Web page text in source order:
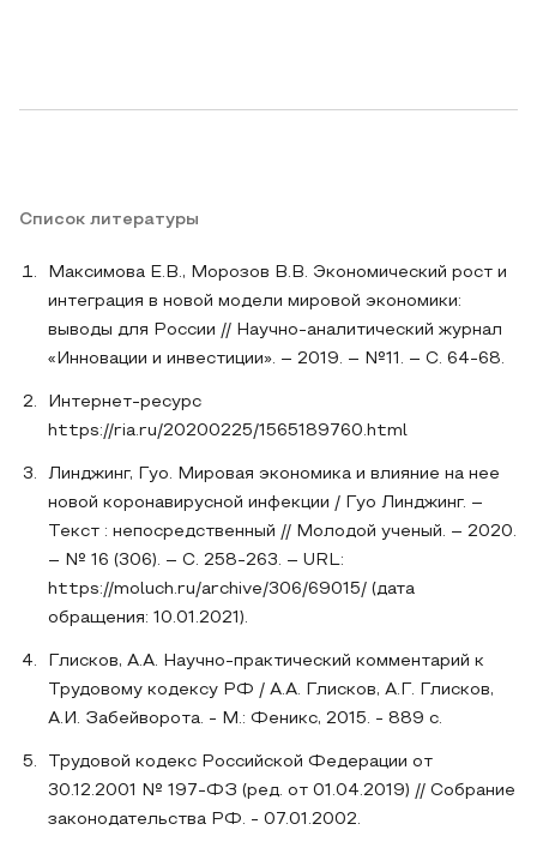
Список литературы
Максимова Е.В., Морозов В.В. Экономический рост и
интеграция в новой модели мировой экономики:
выводы для России // Научно-аналитический журнал
«Инновации и инвестиции». – 2019. – №11. – С. 64-68.
Интернет-ресурс
https://ria.ru/20200225/1565189760.html
Линджинг, Гуо. Мировая экономика и влияние на нее
новой коронавирусной инфекции / Гуо Линджинг. –
Текст : непосредственный // Молодой ученый. – 2020.
– № 16 (306). – С. 258-263. – URL:
https://moluch.ru/archive/306/69015/ (дата
обращения: 10.01.2021).
Глисков, А.А. Научно-практический комментарий к
Трудовому кодексу РФ / А.А. Глисков, А.Г. Глисков,
А.И. Забейворота. - М.: Феникс, 2015. - 889 c.
Трудовой кодекс Российской Федерации от
30.12.2001 № 197-ФЗ (ред. от 01.04.2019) // Собрание
законодательства РФ. - 07.01.2002.